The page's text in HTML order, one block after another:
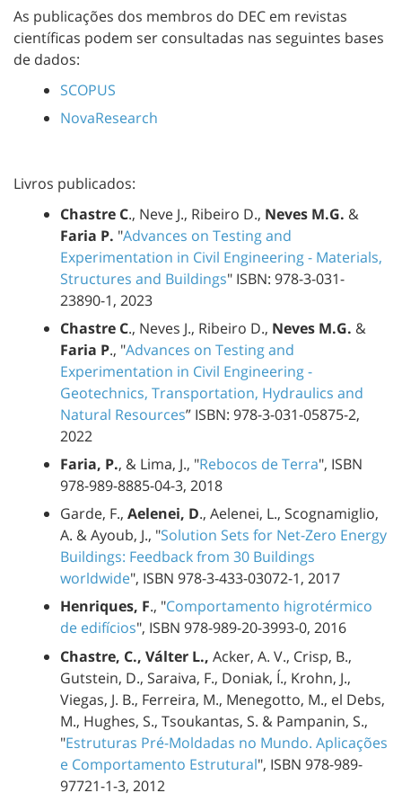
As publicações dos membros do DEC em revistas
científicas podem ser consultadas nas seguintes bases
de dados:
SCOPUS
NovaResearch
Livros publicados:
Chastre C., Neve J., Ribeiro D., Neves M.G. &
Faria P. "Advances on Testing and
Experimentation in Civil Engineering - Materials,
Structures and Buildings" ISBN: 978-3-031-
23890-1, 2023
Chastre C., Neves J., Ribeiro D., Neves M.G. &
Faria P., "Advances on Testing and
Experimentation in Civil Engineering -
Geotechnics, Transportation, Hydraulics and
Natural Resources” ISBN: 978-3-031-05875-2,
2022
Faria, P., & Lima, J., "Rebocos de Terra", ISBN
978-989-8885-04-3, 2018
Garde, F., Aelenei, D., Aelenei, L., Scognamiglio,
A. & Ayoub, J., "Solution Sets for Net-Zero Energy
Buildings: Feedback from 30 Buildings
worldwide", ISBN 978-3-433-03072-1, 2017
Henriques, F., "Comportamento higrotérmico
de edifícios", ISBN 978-989-20-3993-0, 2016
Chastre, C., Válter L., Acker, A. V., Crisp, B.,
Gutstein, D., Saraiva, F., Doniak, Í., Krohn, J.,
Viegas, J. B., Ferreira, M., Menegotto, M., el Debs,
M., Hughes, S., Tsoukantas, S. & Pampanin, S.,
"Estruturas Pré-Moldadas no Mundo. Aplicações
e Comportamento Estrutural", ISBN 978-989-
97721-1-3, 2012